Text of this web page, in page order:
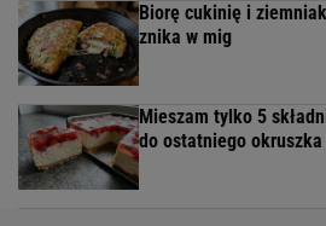
Biorę cukinię i
znika w mig
Mieszam tylko 5
do ostatniego okruszka